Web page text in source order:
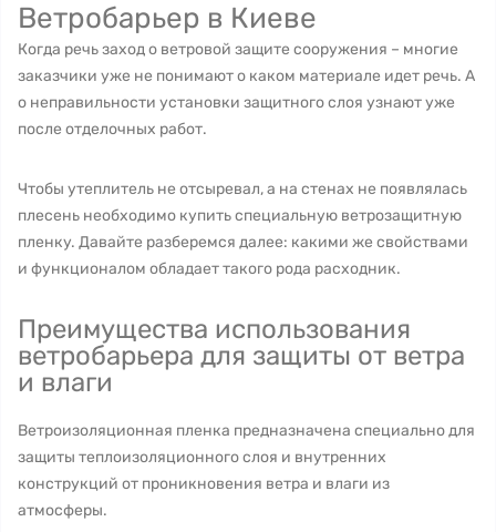
Ветробарьер в Киеве
Когда речь заход о ветровой защите сооружения – многие
заказчики уже не понимают о каком материале идет речь. А
о неправильности установки защитного слоя узнают уже
после отделочных работ.
Чтобы утеплитель не отсыревал, а на стенах не появлялась
плесень необходимо купить специальную ветрозащитную
пленку. Давайте разберемся далее: какими же свойствами
и функционалом обладает такого рода расходник.
Преимущества использования
ветробарьера для защиты от ветра
и влаги
Ветроизоляционная пленка предназначена специально для
защиты теплоизоляционного слоя и внутренних
конструкций от проникновения ветра и влаги из
атмосферы.